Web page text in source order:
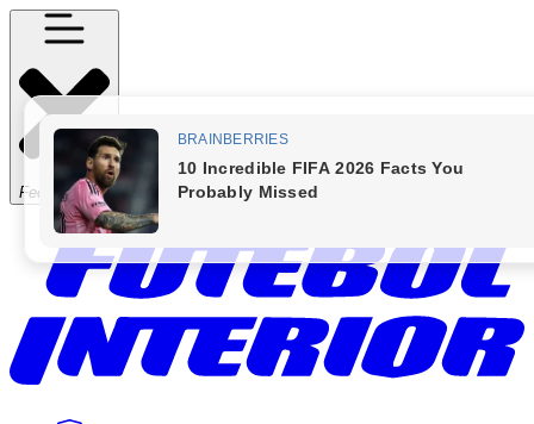
Fechar Menu